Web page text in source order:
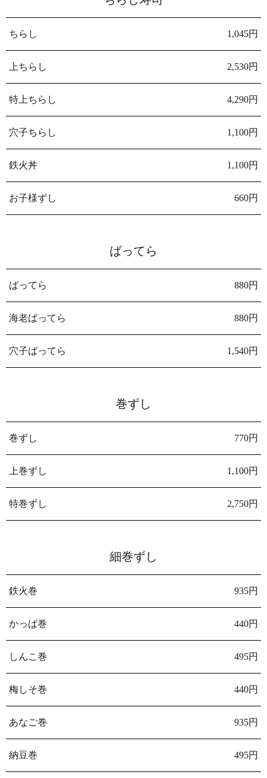
ちらし 1,045円
上ちらし 2,530円
特上ちらし 4,290円
穴子ちらし 1,100円
鉄火丼 1,100円
お子様ずし 660円
ばってら
ばってら 880円
海老ばってら 880円
穴子ばってら 1,540円
巻ずし
巻ずし 770円
上巻ずし 1,100円
特巻ずし 2,750円
細巻ずし
鉄火巻 935円
かっぱ巻 440円
しんこ巻 495円
梅しそ巻 440円
あなご巻 935円
納豆巻 495円